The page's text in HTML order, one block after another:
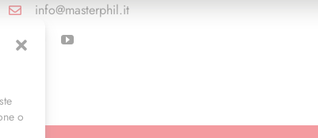
o
info@masterphil.it